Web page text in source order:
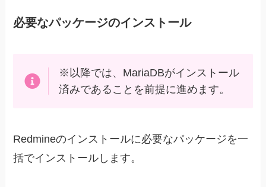
必要なパッケージのインストール
※以降では、MariaDBがインストール
済みであることを前提に進めます。
Redmineのインストールに必要なパッケージを一
括でインストールします。